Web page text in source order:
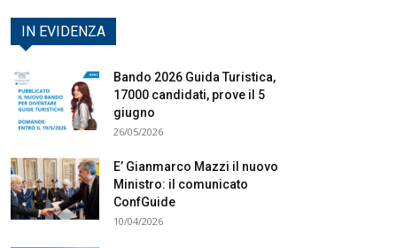
IN EVIDENZA
Bando 2026 Guida Turistica,
17000 candidati, prove il 5
giugno
26/05/2026
E’ Gianmarco Mazzi il nuovo
Ministro: il comunicato
ConfGuide
10/04/2026